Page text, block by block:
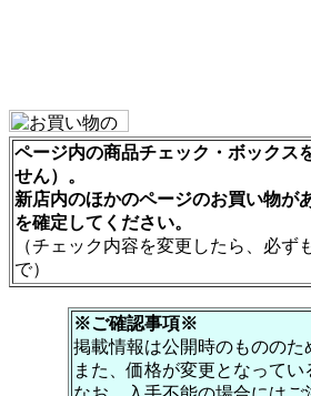
ページ内の商品チェック・ボックス
せん）。
新店内のほかのページのお買い物が
を確定してください。
（チェック内容を変更したら、必
で）
※ご確認事項※
掲載情報は公開時のものの
また、価格が変更となって